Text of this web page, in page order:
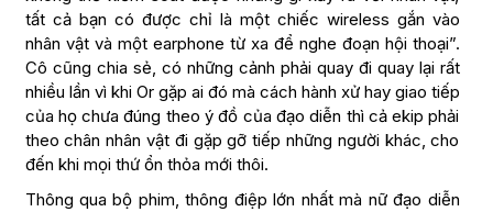
tất cả bạn có được chỉ là một chiếc wireless gắn vào
nhân vật và một earphone từ xa để nghe đoạn hội thoại”.
Cô cũng chia sẻ, có những cảnh phải quay đi quay lại rất
nhiều lần vì khi Or gặp ai đó mà cách hành xử hay giao tiếp
của họ chưa đúng theo ý đồ của đạo diễn thì cả ekip phải
theo chân nhân vật đi gặp gỡ tiếp những người khác, cho
đến khi mọi thứ ổn thỏa mới thôi.
Thông qua bộ phim, thông điệp lớn nhất mà nữ đạo diễn